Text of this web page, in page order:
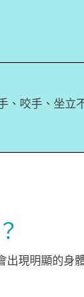
、咬手、坐立
現明顯的身